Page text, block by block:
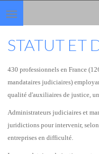
Toggle
navigation
STATUT ET
430 professionnels en France
mandataires judiciaires)
qualité d'auxiliaires de justice,
Administrateurs judiciaires et
juridictions pour intervenir, selon
entreprises en difficulté.